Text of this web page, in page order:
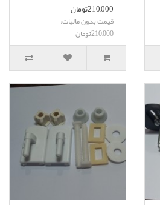
210,000تومان
قیمت بدون مالیات:
210,000تومان